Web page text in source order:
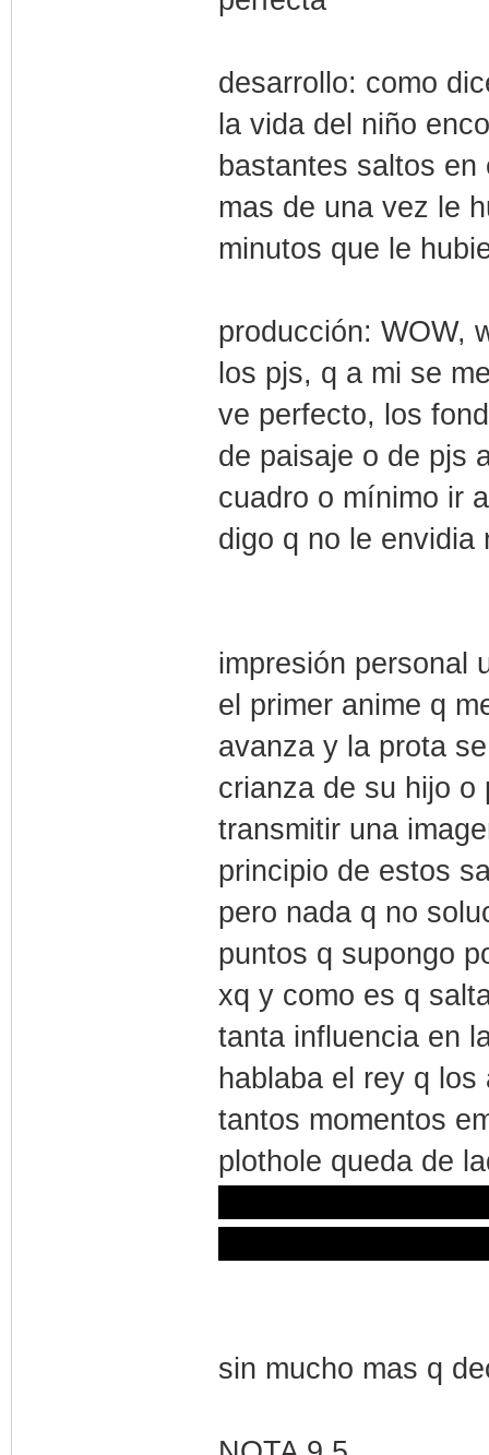
desarrollo: como
la vida del niño
bastantes saltos en
mas de una vez le
minutos que le
producción: WOW,
los pjs, q a mi se
ve perfecto, los
de paisaje o de pjs
cuadro o mínimo ir
digo q no le
impresión personal
el primer anime q
avanza y la prota
crianza de su hijo o
transmitir una
principio de estos
pero nada q no
puntos q supongo
xq y como es q
tanta influencia en
hablaba el rey q
tantos momentos
plothole queda de
sin mucho mas q